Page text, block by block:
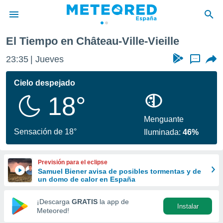
de
por
se
calidad.
a este
las
y
forma
digital
basada
El Tiempo en Château-Ville-Vieille
23:35 Jueves ...
Cielo despejado
18°
Sensación de 18°
Menguante
Iluminada:46%
Previsión para el eclipse
Samuel Biener avisa de posibles tormentas y de
un domo de calor en España
¡Descarga GRATIS la app de
Meteored!
Instalar